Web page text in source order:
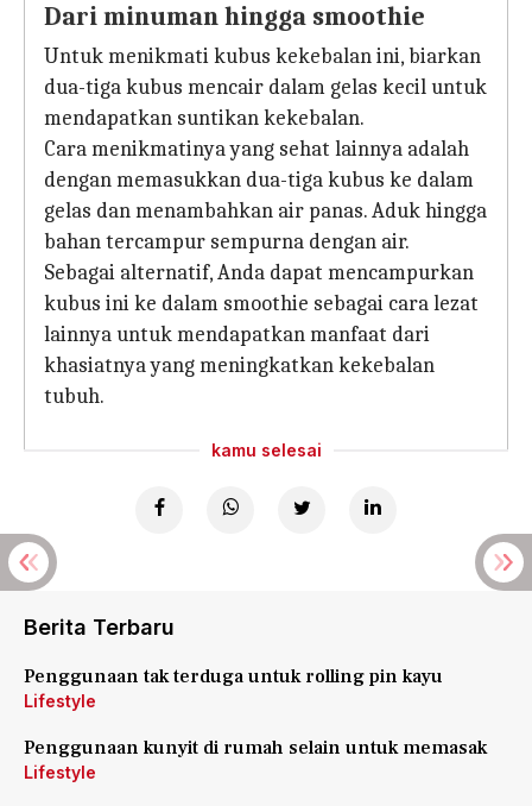
Dari minuman hingga smoothie
Untuk menikmati kubus kekebalan ini, biarkan
dua-tiga kubus mencair dalam gelas kecil untuk
mendapatkan suntikan kekebalan.
Cara menikmatinya yang sehat lainnya adalah
dengan memasukkan dua-tiga kubus ke dalam
gelas dan menambahkan air panas. Aduk hingga
bahan tercampur sempurna dengan air.
Sebagai alternatif, Anda dapat mencampurkan
kubus ini ke dalam smoothie sebagai cara lezat
lainnya untuk mendapatkan manfaat dari
khasiatnya yang meningkatkan kekebalan
tubuh.
kamu selesai
Berita Terbaru
Penggunaan tak terduga untuk rolling pin kayu
Lifestyle
Penggunaan kunyit di rumah selain untuk memasak
Lifestyle